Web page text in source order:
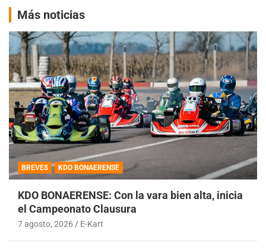
Más noticias
BREVES KDO BONAERENSE
KDO BONAERENSE: Con la vara bien alta, inicia
el Campeonato Clausura
7 agosto, 2026 E-Kart